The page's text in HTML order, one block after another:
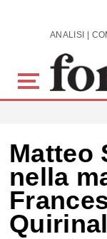
Skip to main
Matteo
nella